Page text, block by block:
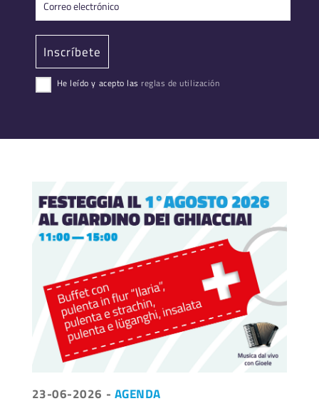
He leído y acepto las reglas de utilización
23-06-2026 - AGENDA